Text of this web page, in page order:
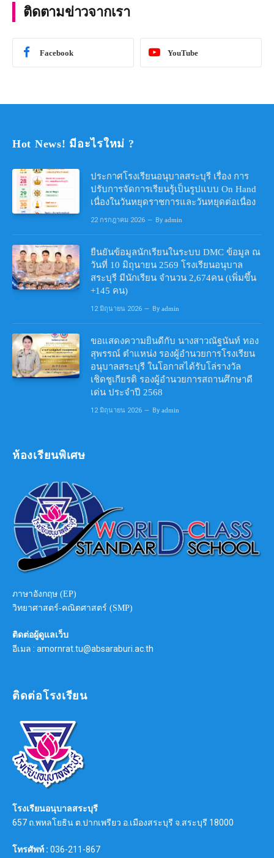
ติดตามข่าวจากเรา
Facebook YouTube
Hot News! มีอะไรใหม่ ?
ประกาศโรงเรียนอนุบาลสระบุรี เรื่อง การ
ปรับการจัดการเรียนรู้เป็นรูปแบบ On Hand
เนื่องในวันหยุดราชการและวันหยุดต่อเนื่อง
22 กรกฎาคม 2026 By admin
ยืนยันข้อมูลนักเรียนในระบบ DMC ข้อมูล ณ
วันที่ 10 มิถุนายน 2569 โรงเรียนอนุบาล
สระบุรี มีนักเรียน จำนวน 2,674คน (เพิ่มขึ้น
+145 คน)
12 มิถุนายน 2026 By admin
ขอแสดงความยินดีกับ นางสาวณัฐนันท์ ทอง
สุพรรณ์ ตำแหน่ง รองผู้อำนวยการโรงเรียน
อนุบาลสระบุรี ในโอกาสได้รับโล่รางวัล
เชิดชูเกียรติ รองผู้อำนวยการสถานศึกษาดี
เด่น ประจำปี 2568
12 มิถุนายน 2026 By admin
ห้องเรียนพิเศษ
ภาษาอังกฤษ (EP)
วิทยาศาสตร์-คณิตศาสตร์ (SMP)
ติดต่อผู้ดูแลเว็บ
อีเมล : amornrat.tu@absaraburi.ac.th
ติดต่อโรงเรียน
โรงเรียนอนุบาลสระบุรี
657 ถ.พหลโยธิน ต.ปากเพรียว อ.เมืองสระบุรี จ.สระบุรี 18000
โทรศัพท์ : 036-211-867